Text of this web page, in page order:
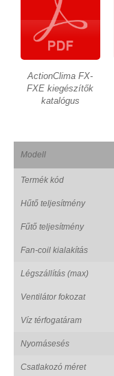
ActionClima FX-
FXE kiegészítők
katalógus
Modell
Termék kód
Hűtő teljesítmény
Fűtő teljesítmény
Fan-coil kialakítás
Légszállítás (max)
Ventilátor fokozat
Víz térfogatáram
Nyomásesés
Csatlakozó méret